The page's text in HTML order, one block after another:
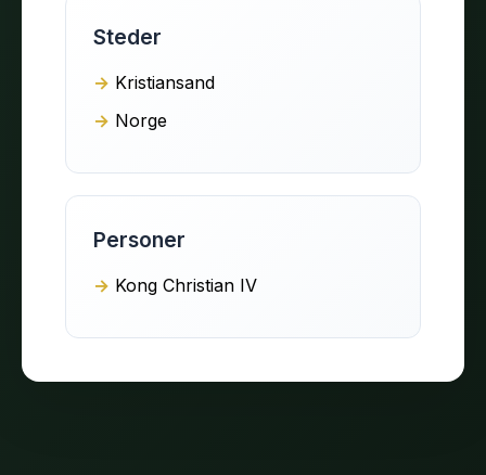
Steder
Kristiansand
Norge
Personer
Kong Christian IV